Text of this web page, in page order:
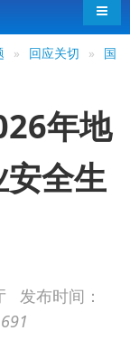
导航
» 回应关切 »
国
年地
全生
发布时间：
691，新
办公